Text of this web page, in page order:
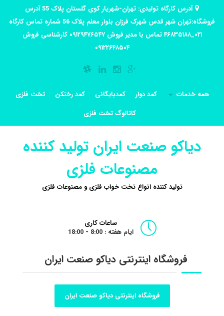
آدرس کارگاه تولیدی: تهران-شهریار کوی گلستان پلاک 55 آدرس
فروشگاه:تهران شهر قدس شهرک فرزان بلوار معلم پلاک 56 شماره تماس کارگاه
۰۲۱_۴۶۸۳۵۱۸۸ تماس با مدیر فروش ۰۹۱۲۹۴۷۶۵۴۷ کارشناسی فروش
۰۹۱۲۲۶۴۸۵۰۴
همه خدمات کمد دوار کمدبایگانی کمد رختکن
تخت فلزی
کاتالوگ تخت فلزی
دیاکو صنعت ایران تولید کننده
مصنوعات فلزی
تولید کننده انواع تخت خواب فلزی و مصنوعات فلزی
ساعات کاری
ایام هفته : 8:00 - 18:00
فروشگاه اینترنتی دیاکو صنعت ایران
فروشگاه اینترنتی دیاکو صنعت ایران